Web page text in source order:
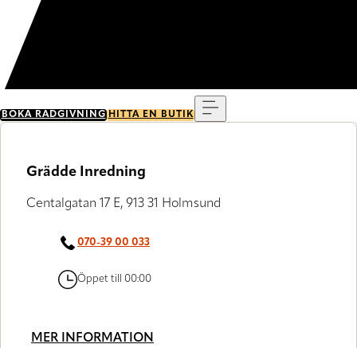
BOKA RÅDGIVNING HITTA EN BUTIK
Grädde Inredning
Centalgatan 17 E, 913 31 Holmsund
070-39 00 033
Öppet till 00:00
MER INFORMATION